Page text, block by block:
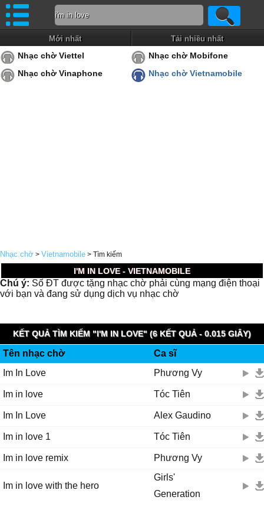
Mới nhất Tải nhiều nhất
Nhạc chờ Viettel
Nhạc chờ Mobifone
Nhạc chờ Vinaphone
Nhạc chờ Vietnamobile
Nhạc chờ > Vietnamobile > Tìm kiếm
I'M IN LOVE - VIETNAMOBILE
Chú ý: Số ĐT được tặng nhạc chờ phải cùng mạng điện thoại
với bạn và đang sử dụng dịch vụ nhạc chờ
KẾT QUẢ TÌM KIẾM "I'M IN LOVE" (6 KẾT QUẢ - 0.015 GIÂY)
Tên nhạc chờ
Ca sĩ
Im In Love
Phương Vy
Im in love Tóc Tiên
Im In Love Alex Gaudino
Im in love 1 Tóc Tiên
Im in love remix Phương Vy
Im in love with the hero
Girls'
Generation